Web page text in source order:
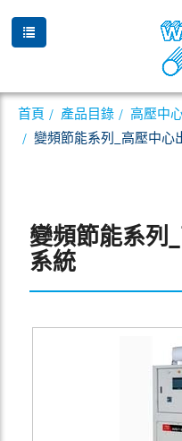
首頁 產品目錄
高壓中
變頻節能系列_高壓中心
變頻節能系列
系統